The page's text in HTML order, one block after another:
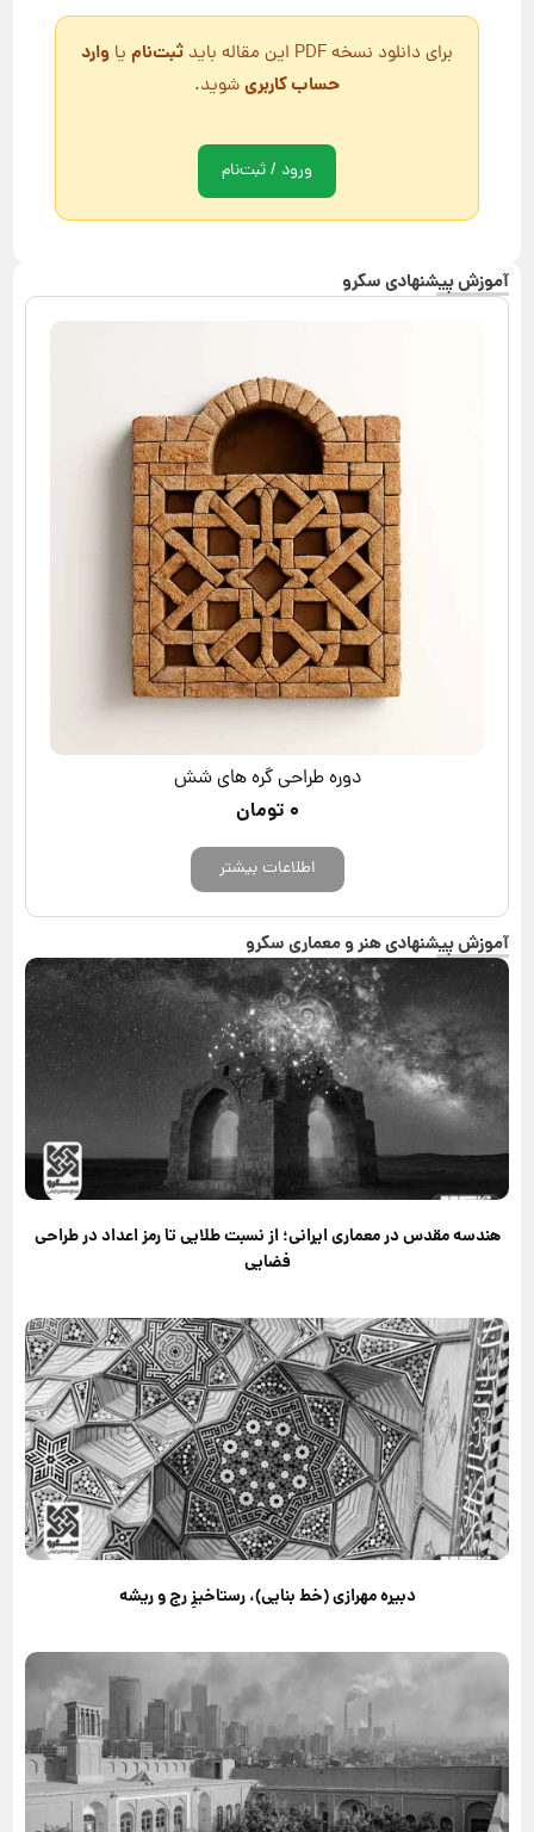
برای دانلود نسخه PDF این مقاله باید ثبت‌نام یا وارد
حساب کاربریشوید.
ورود / ثبت‌نام
آموزش پیشنهادی سکرو
دوره طراحی گره های شش
۰ تومان
اطلاعات بیشتر
آموزش پیشنهادی هنر و معماری سکرو
هندسه مقدس در معماری ایرانی؛ از نسبت طلایی تا رمز اعداد در طراحی
فضایی
دبیره مهرازی (خط بنایی)، رستاخیزِ رج و ریشه